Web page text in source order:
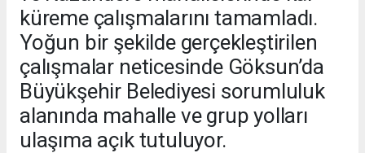
küreme çalışmalarını tamamladı.
Yoğun bir şekilde gerçekleştirilen
çalışmalar neticesinde Göksun’da
Büyükşehir Belediyesi sorumluluk
alanında mahalle ve grup yolları
ulaşıma açık tutuluyor.